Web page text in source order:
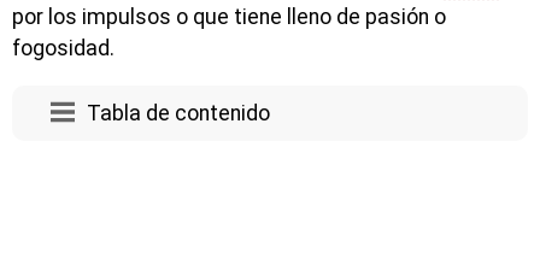
por los impulsos o que tiene lleno de pasión o
fogosidad.
Tabla de contenido